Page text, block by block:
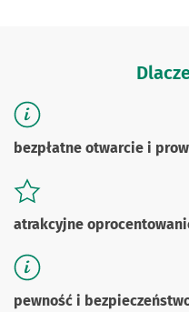
bezpłatne otwarcie i
atrakcyjne
pewność i